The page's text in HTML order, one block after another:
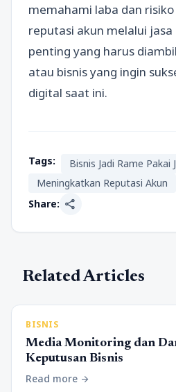
memahami laba dan
reputasi akun melalui
penting yang harus
atau bisnis yang ingin
digital saat ini.
Tags: Bisnis Jadi Rame Pakai
Meningkatkan Reputasi Akun
Share: share
Related Articles
BISNIS
Media Monitoring dan
Keputusan Bisnis
Read more arrow_forward